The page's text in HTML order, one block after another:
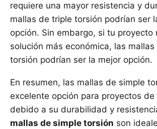
requiere una mayor resistencia y
mallas de triple torsión podrían ser
opción. Sin embargo, si tu proyecto
solución más económica, las
torsión podrían ser la mejor opción.
En resumen, las mallas de simple
excelente opción para proyectos de
debido a su durabilidad y
mallas de simple torsión son